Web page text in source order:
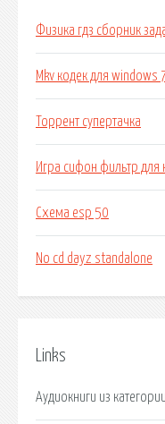
Физика гдз сборник
Mkv кодек для windows
Торрент супертачка
Игра сифон фильтр для
Схема esp 50
No cd dayz standalone
Links
Аудиокниги из